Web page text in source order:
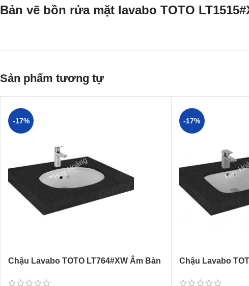
Bản vẽ bồn rửa mặt lavabo TOTO
Sản phẩm tương tự
-17%
Chậu Lavabo TOTO LT764#XW Âm Bàn
-17%
Chậu Lavabo